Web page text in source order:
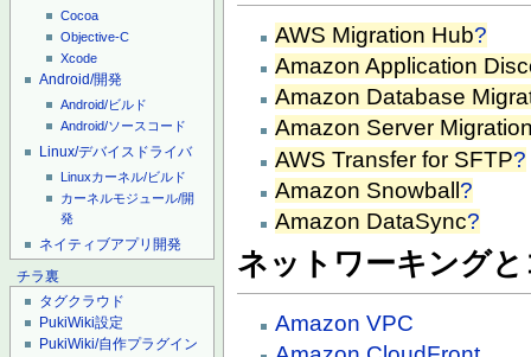
Cocoa
Objective-C
Xcode
Android/開発
Android/ビルド
Android/ソースコード
Linux/デバイスドライバ
Linuxカーネル/ビルド
カーネルモジュール/開
発
ネイティブアプリ開発
チラ裏
タグクラウド
PukiWiki設定
PukiWiki/自作プラグイン
AWS Migration Hub?
Amazon Application
Amazon Database
Amazon Server
AWS Transfer for SFTP?
Amazon Snowball ?
Amazon DataSync?
ネットワーキング
Amazon VPC